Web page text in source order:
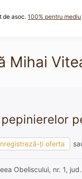
de asoc. 100% pentru mediu
Mihai
ți oferta
Obeliscului, nr. 1,